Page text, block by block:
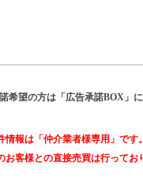
希望の方は「広告承諾BOX」
情報は「仲介業者様専用」です
お客様との直接売買は行って